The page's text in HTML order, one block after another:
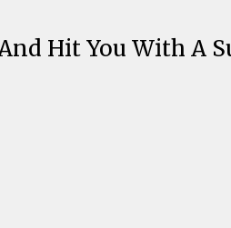
Hit You With A